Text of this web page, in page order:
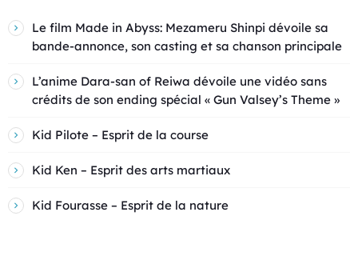
Le film Made in Abyss: Mezameru Shinpi dévoile sa
bande-annonce, son casting et sa chanson principale
L’anime Dara-san of Reiwa dévoile une vidéo sans
crédits de son ending spécial « Gun Valsey’s Theme »
Kid Pilote – Esprit de la course
Kid Ken – Esprit des arts martiaux
Kid Fourasse – Esprit de la nature